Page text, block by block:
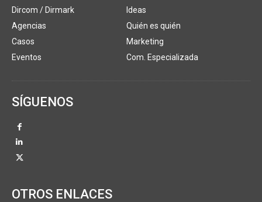
Dircom / Dirmark
Agencias
Casos
Eventos
Ideas
Quién es quién
Marketing
Com. Especializada
SÍGUENOS
OTROS ENLACES